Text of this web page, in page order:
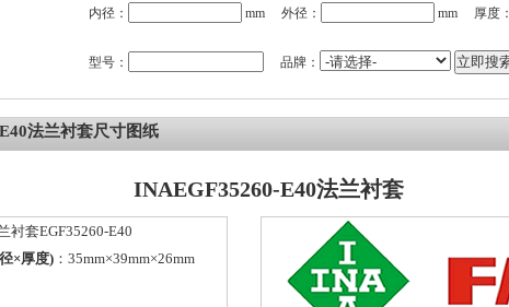
内径： mm 外径： mm 厚度：
型号： 品牌：
法兰衬套尺寸图纸
INAEGF35260-E40法兰衬套
衬套EGF35260-E40
×厚度) ：35mm×39mm×26mm